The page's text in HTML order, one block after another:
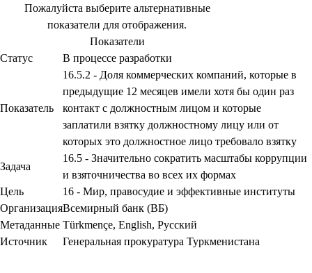
Пожалуйста выберите альтернативные
показатели для отображения.
Показатели
Статус
В процессе разработки
Показатель
16.5.2 - Доля коммерческих компаний, которые в
предыдущие 12 месяцев имели хотя бы один раз
контакт с должностным лицом и которые
заплатили взятку должностному лицу или от
которых это должностное лицо требовало взятку
Задача
16.5 - Значительно сократить масштабы коррупции
и взяточничества во всех их формах
Цель
16 - Мир, правосудие и эффективные институты
ОрганизацияВсемирный банк (ВБ)
Метаданные Türkmençe, English, Русский
Источник
Генеральная прокуратура Туркменистана